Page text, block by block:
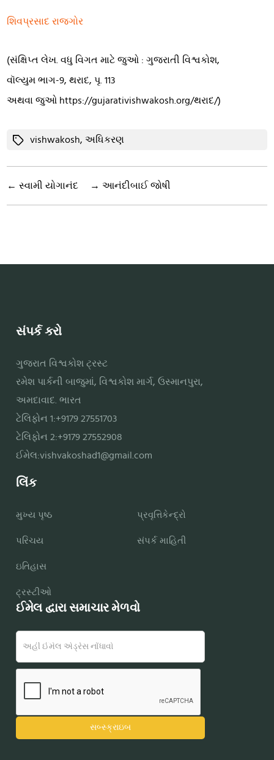
શિવપ્રસાદ રાજગોર
(સંક્ષિપ્ત લેખ. વધુ વિગત માટે જુઓ : ગુજરાતી વિશ્વકોશ,
વૉલ્યુમ ભાગ-9, થરાદ, પૃ. 113
અથવા જુઓ https://gujarativishwakosh.org/થરાદ/)
Tagsvishwakosh,અધિકરણ
← સ્વામી યોગાનંદ → આનંદીબાઈ જોષી
સંપર્ક કરો
ગુજરાત વિશ્વકોશ ટ્રસ્ટ
રમેશ પાર્કની બાજુમાં, વિશ્વકોશ માર્ગ, ઉસ્માનપુરા,
અમદાવાદ. ભારત
ટેલિફોન 1:+9179 27551703
ટેલિફોન 2:+9179 27552908
ઈમેલ:vishvakoshad1@gmail.com
લિંક
મુખ્ય પૃષ્ઠ
પરિચય
ઇતિહાસ
ટ્રસ્ટીઓ
પ્રવૃત્તિકેન્દ્રો
સંપર્ક માહિતી
ઈમેલ દ્વારા સમાચાર મેળવો